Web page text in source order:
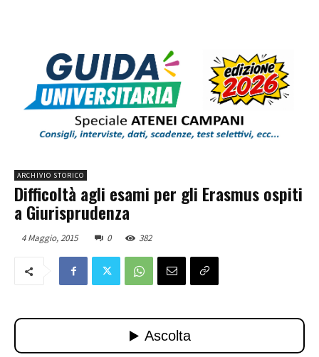
ARCHIVIO STORICO
Difficoltà agli esami per gli Erasmus ospiti
a Giurisprudenza
4 Maggio, 2015 0 382